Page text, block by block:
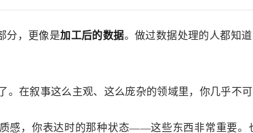
分，更像是加工后的数据。做过数据处理的人都知
在叙事这么主观、这么庞杂的领域里，你几乎不可
感，你表达时的那种状态——这些东西非常重要。